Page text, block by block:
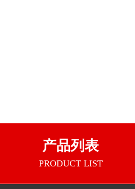
产品列表
PRODUCT LIST